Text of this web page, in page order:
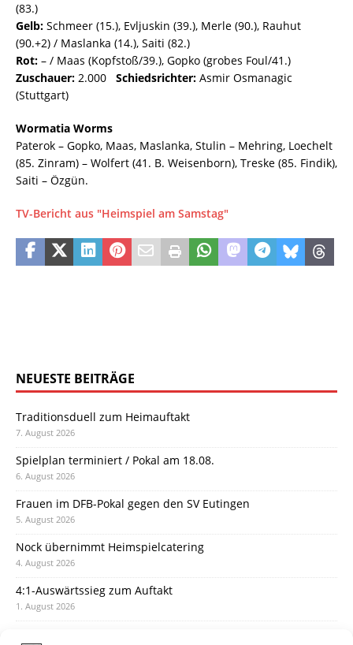
(83.)
Gelb: Schmeer (15.), Evljuskin (39.), Merle (90.), Rauhut
(90.+2) / Maslanka (14.), Saiti (82.)
Rot: – / Maas (Kopfstoß/39.), Gopko (grobes Foul/41.)
Zuschauer: 2.000 Schiedsrichter: Asmir Osmanagic
(Stuttgart)
Wormatia Worms
Paterok – Gopko, Maas, Maslanka, Stulin – Mehring, Loechelt
(85. Zinram) – Wolfert (41. B. Weisenborn), Treske (85. Findik),
Saiti – Özgün.
TV-Bericht aus "Heimspiel am Samstag"
NEUESTE BEITRÄGE
Traditionsduell zum Heimauftakt
7. August 2026
Spielplan terminiert / Pokal am 18.08.
6. August 2026
Frauen im DFB-Pokal gegen den SV Eutingen
5. August 2026
Nock übernimmt Heimspielcatering
4. August 2026
4:1-Auswärtssieg zum Auftakt
1. August 2026